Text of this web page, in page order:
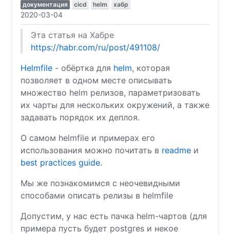
документация cicd helm хабр
2020-03-04
Эта статья на Хабре
https://habr.com/ru/post/491108/
Helmfile - обёртка для helm, которая
позволяет в одном месте описывать
множество helm релизов, параметризовать
их чарты для нескольких окружений, а также
задавать порядок их деплоя.
О самом helmfile и примерах его
использования можно почитать в readme и
best practices guide.
Мы же познакомимся с неочевидными
способами описать релизы в helmfile
Допустим, у нас есть пачка helm-чартов (для
примера пусть будет postgres и некое